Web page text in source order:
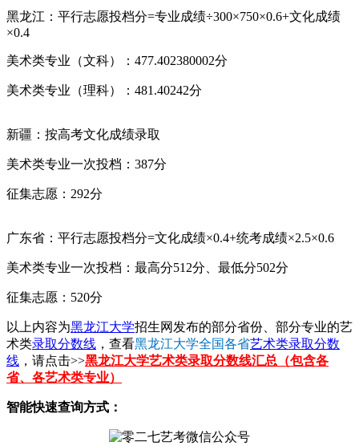
黑龙江：平行志愿投档分=专业成绩÷300×750×0.6+文化成绩
×0.4
美术类专业（文科）：477.402380002分
美术类专业（理科）：481.40242分
新疆：按高考文化成绩录取
美术类专业一次投档：387分
征集志愿：292分
广东省：平行志愿投档分=文化成绩×0.4+统考成绩×2.5×0.6
美术类专业一次投档：最高分512分、最低分502分
征集志愿：520分
以上内容为黑龙江大学招生网发布的部分省份、部分专业的艺
术类录取分数线 ，查看黑龙江大学全国各省艺术类录取分数
线 ，请点击>>黑龙江大学艺术类录取分数线汇总（包含各
省、各艺术类专业）
智能快速查询方式：